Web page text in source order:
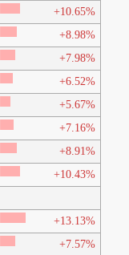
+10.65%
+8.98%
+7.98%
+6.52%
+5.67%
+7.16%
+8.91%
+10.43%
+13.13%
+7.57%